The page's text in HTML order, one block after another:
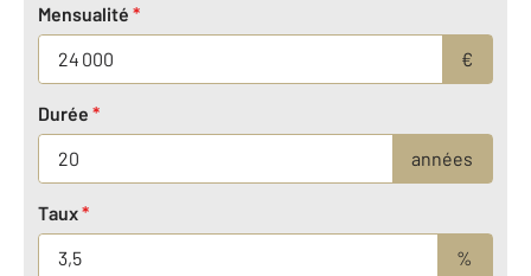
Mensualité *
€
Durée *
années
Taux*
%